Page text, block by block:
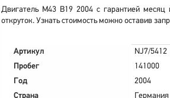
Двигатель M43 B19 2004 с гарантией
откруток. Узнать стоимость можно оставив
Артикул
NJ7/5412
Пробег
141000
Год
2004
Страна
Германия